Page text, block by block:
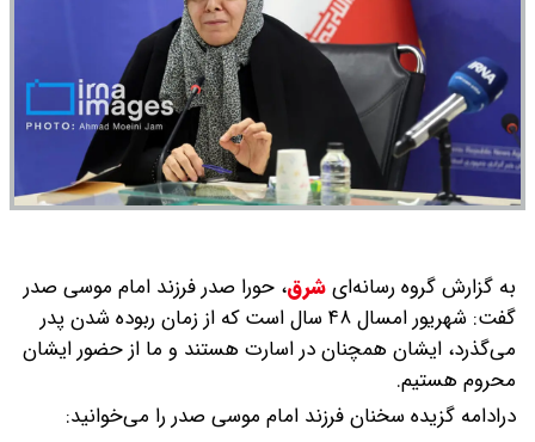
به گزارش گروه رسانه‌ایشرق، حورا صدر فرزند امام موسی صدر
گفت: شهریور امسال ۴۸ سال است که از زمان ربوده شدن پدر
می‌گذرد، ایشان همچنان در اسارت هستند و ما از حضور ایشان
محروم هستیم.
درادامه گزیده سخنان فرزند امام موسی صدر را می‌خوانید: